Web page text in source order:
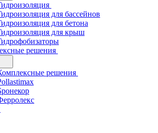
для бассейнов
для бетона
для крыш
решения
решения